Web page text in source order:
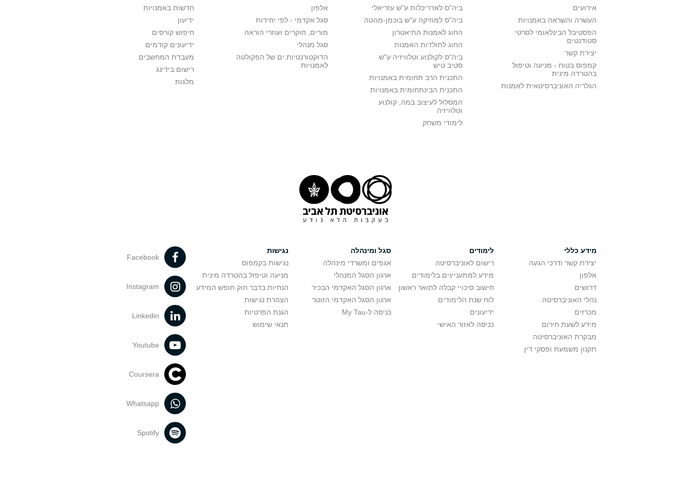
אירועים
העשרה והשראה באמנויות
הפסטיבל הבינלאומי לסרטי
סטודנטים
יצירת קשר
קמפוס בטוח - מניעה וטיפול
בהטרדה מינית
הגלריה האוניברסיטאית לאמנות
ביה"ס לאדריכלות ע"ש עזריאלי
ביה"ס למוזיקה ע"ש בוכמן-מהטה
החוג לאמנות התיאטרון
החוג לתולדות האמנות
ביה"ס לקולנוע וטלוויזיה ע"ש
סטיב טיש
התכנית הרב תחומית באמנויות
התכנית הבינתחומית באמנויות
המסלול לעיצוב במה, קולנוע
וטלוויזיה
לימודי משחק
אלפון
סגל אקדמי - לפי יחידות
מורים, חוקרים ועוזרי הוראה
סגל מנהלי
הדוקטורנטיות.ים של הפקולטה
לאמנויות
חדשות באמנויות
ידיעון
חיפוש קורסים
ידיעונים קודמים
מעבדת המחשבים
רישום בידינג
מלגות
מידע כללי
יצירת קשר ודרכי הגעה
אלפון
דרושים
נהלי האוניברסיטה
מכרזים
מידע לשעת חירום
מבקרת האוניברסיטה
תקנון משמעת ופסקי דין
לימודים
רישום לאוניברסיטה
מידע למתעניינים בלימודים
חישוב סיכויי קבלה לתואר ראשון
לוח שנת הלימודים
ידיעונים
כניסה לאזור האישי
סגל ומינהלה
אגפים ומשרדי מינהלה
ארגון הסגל המנהלי
ארגון הסגל האקדמי הבכיר
ארגון הסגל האקדמי הזוטר
כניסה ל-My Tau
נגישות
נגישות בקמפוס
מניעה וטיפול בהטרדה מינית
הנחיות בדבר חוק חופש המידע
הצהרת נגישות
הגנת הפרטיות
תנאי שימוש
Facebook
Instagram
Linkedin
Youtube
Coursera
Whatsapp
Spotify